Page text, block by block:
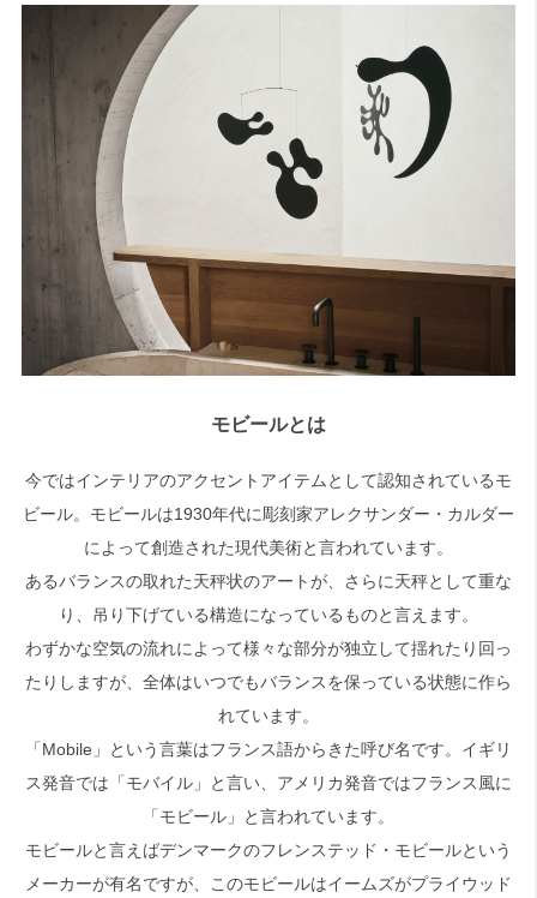
モビールとは
今ではインテリアのアクセントアイテムとして認知されているモ
ビール。モビールは1930年代に彫刻家アレクサンダー・カルダー
によって創造された現代美術と言われています。
あるバランスの取れた天秤状のアートが、さらに天秤として重な
り、吊り下げている構造になっているものと言えます。
わずかな空気の流れによって様々な部分が独立して揺れたり回っ
たりしますが、全体はいつでもバランスを保っている状態に作ら
れています。
「Mobile」という言葉はフランス語からきた呼び名です。イギリ
ス発音では「モバイル」と言い、アメリカ発音ではフランス風に
「モビール」と言われています。
モビールと言えばデンマークのフレンステッド・モビールという
メーカーが有名ですが、このモビールはイームズがプライウッド